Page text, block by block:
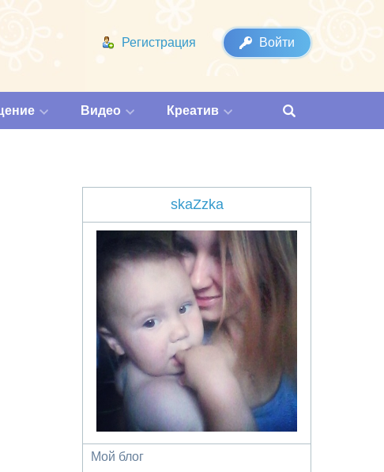
Регистрация Войти
Видео Креатив
skaZzka
Мой блог